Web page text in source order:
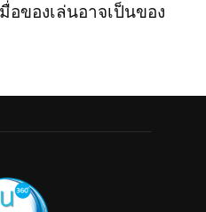
อของเล่นอาจเป็นของ